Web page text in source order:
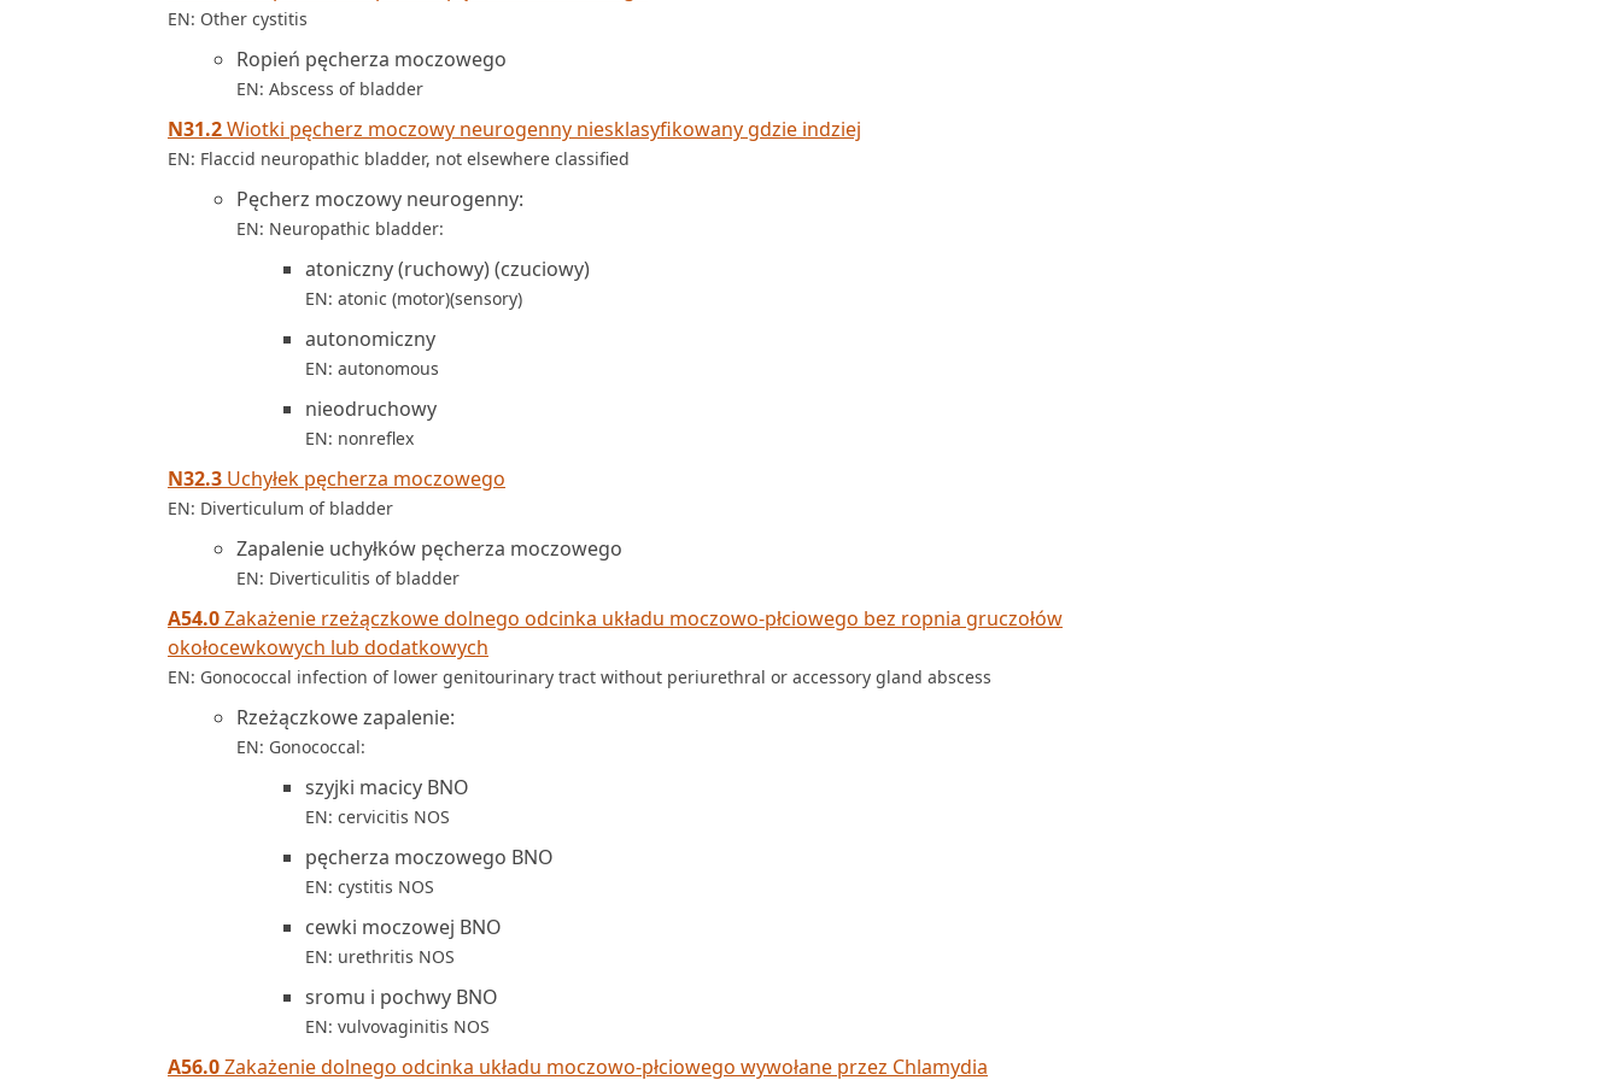
EN: Other cystitis
Ropień pęcherza moczowego
EN: Abscess of bladder
N31.2Wiotki pęcherz moczowy neurogenny niesklasyfikowany gdzie indziej
EN: Flaccid neuropathic bladder, not elsewhere classified
Pęcherz moczowy neurogenny:
EN: Neuropathic bladder:
atoniczny (ruchowy) (czuciowy)
EN: atonic (motor)(sensory)
autonomiczny
EN: autonomous
nieodruchowy
EN: nonreflex
N32.3 Uchyłek pęcherza moczowego
EN: Diverticulum of bladder
Zapalenie uchyłków pęcherza moczowego
EN: Diverticulitis of bladder
A54.0Zakażenie rzeżączkowe dolnego odcinka układu moczowo-płciowego bez ropnia gruczołów
okołocewkowych lub dodatkowych
EN: Gonococcal infection of lower genitourinary tract without periurethral or accessory gland abscess
Rzeżączkowe zapalenie:
EN: Gonococcal:
szyjki macicy BNO
EN: cervicitis NOS
pęcherza moczowego BNO
EN: cystitis NOS
cewki moczowej BNO
EN: urethritis NOS
sromu i pochwy BNO
EN: vulvovaginitis NOS
A56.0Zakażenie dolnego odcinka układu moczowo-płciowego wywołane przez Chlamydia